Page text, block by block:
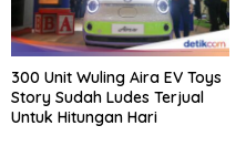
300 Unit Wuling Aira EV Toys
Story Sudah Ludes Terjual
Untuk Hitungan Hari